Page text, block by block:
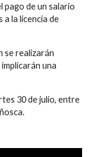
pago de un salario
a la licencia de
se realizarán
una
30 de julio, entre